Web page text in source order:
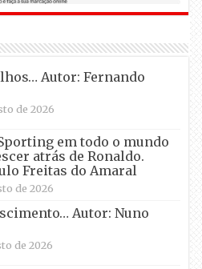
Autor: Fernando
de 2026
em todo o mundo
atrás de Ronaldo.
Freitas do Amaral
de 2026
Autor: Nuno
de 2026